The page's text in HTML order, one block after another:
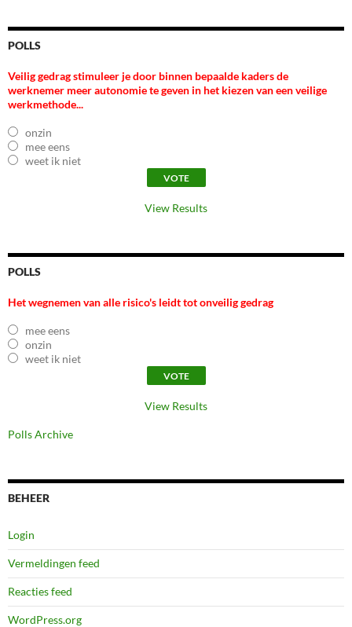
POLLS
Veilig gedrag stimuleer je door binnen bepaalde kaders de
werknemer meer autonomie te geven in het kiezen van een veilige
werkmethode...
onzin
mee eens
weet ik niet
View Results
POLLS
Het wegnemen van alle risico's leidt tot onveilig gedrag
mee eens
onzin
weet ik niet
View Results
Polls Archive
BEHEER
Login
Vermeldingen feed
Reacties feed
WordPress.org